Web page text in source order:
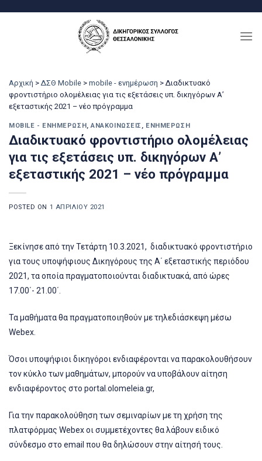
Αρχική > ΔΣΘ Mobile > mobile - ενημέρωση > Διαδικτυακό
φροντιστήριο ολομέλειας για τις εξετάσεις υπ. δικηγόρων Α’
εξεταστικής 2021 – νέο πρόγραμμα
MOBILE - ΕΝΗΜΈΡΩΣΗ,ΑΝΑΚΟΙΝΏΣΕΙΣ , ΕΝΗΜΈΡΩΣΗ
Διαδικτυακό φροντιστήριο ολομέλειας
για τις εξετάσεις υπ. δικηγόρων Α’
εξεταστικής 2021 – νέο πρόγραμμα
POSTED ON 1 ΑΠΡΙΛΊΟΥ 2021
Ξεκίνησε από την Τετάρτη 10.3.2021, διαδικτυακό φροντιστήριο
για τους υποψήφιους Δικηγόρους της Α΄ εξεταστικής περιόδου
2021, τα οποία πραγματοποιούνται διαδικτυακά, από ώρες
17.00΄- 21.00΄.
Τα μαθήματα θα πραγματοποιηθούν με τηλεδιάσκεψη μέσω
Webex.
Όσοι υποψήφιοι δικηγόροι ενδιαφέρονται να παρακολουθήσουν
τον κύκλο των μαθημάτων, μπορούν να υποβάλουν αίτηση
ενδιαφέροντος στο portal.olomeleia.gr,
Για την παρακολούθηση των σεμιναρίων με τη χρήση της
πλατφόρμας Webex οι συμμετέχοντες θα λάβουν ειδικό
σύνδεσμο στο email που θα δηλώσουν στην αίτησή τους.